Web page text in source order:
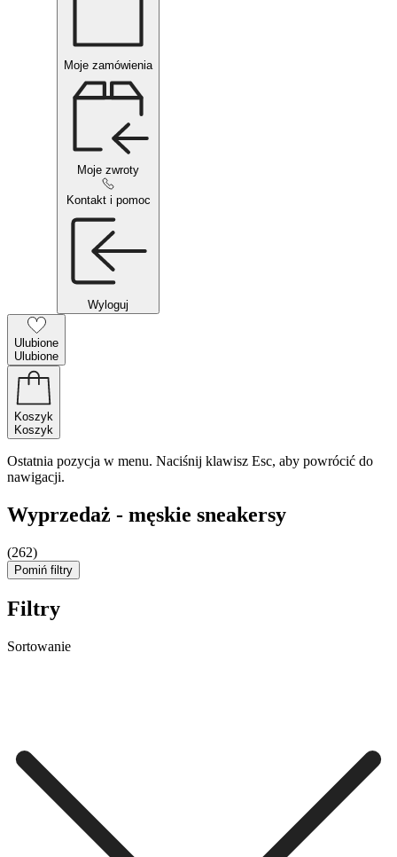
Moje zamówienia
Moje zwroty
Kontakt i pomoc
Wyloguj
Ulubione
Ulubione
Koszyk
Koszyk
Ostatnia pozycja w menu. Naciśnij klawisz Esc, aby powrócić do
nawigacji.
Wyprzedaż - męskie sneakersy
(262)
Pomiń filtry
Filtry
Sortowanie